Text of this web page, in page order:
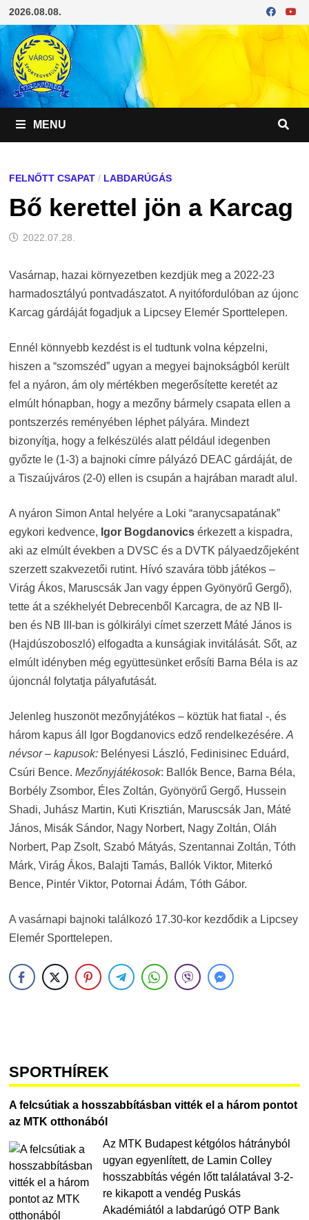
Skip
to
content
2026.08.08.
MENU
FELNŐTT CSAPAT/ LABDARÚGÁS
Bő kerettel jön a Karcag
2022.07.28.
Vasárnap, hazai környezetben kezdjük meg a 2022-23
harmadosztályú pontvadászatot. A nyitófordulóban az újonc
Karcag gárdáját fogadjuk a Lipcsey Elemér Sporttelepen.
Ennél könnyebb kezdést is el tudtunk volna képzelni,
hiszen a “szomszéd” ugyan a megyei bajnokságból került
fel a nyáron, ám oly mértékben megerősítette keretét az
elmúlt hónapban, hogy a mezőny bármely csapata ellen a
pontszerzés reményében léphet pályára. Mindezt
bizonyítja, hogy a felkészülés alatt például idegenben
győzte le (1-3) a bajnoki címre pályázó DEAC gárdáját, de
a Tiszaújváros (2-0) ellen is csupán a hajrában maradt alul.
A nyáron Simon Antal helyére a Loki “aranycsapatának”
egykori kedvence, Igor Bogdanovicsérkezett a kispadra,
aki az elmúlt években a DVSC és a DVTK pályaedzőjeként
szerzett szakvezetői rutint. Hívó szavára több játékos –
Virág Ákos, Maruscsák Jan vagy éppen Gyönyörű Gergő),
tette át a székhelyét Debrecenből Karcagra, de az NB II-
ben és NB III-ban is gólkirályi címet szerzett Máté János is
(Hajdúszoboszló) elfogadta a kunságiak invitálását. Sőt, az
elmúlt idényben még együttesünket erősíti Barna Béla is az
újoncnál folytatja pályafutását.
Jelenleg huszonöt mezőnyjátékos – köztük hat fiatal -, és
három kapus áll Igor Bogdanovics edző rendelkezésére. A
névsor – kapusok:Belényesi László, Fedinisinec Eduárd,
Csúri Bence. Mezőnyjátékosok: Ballók Bence, Barna Béla,
Borbély Zsombor, Éles Zoltán, Gyönyörű Gergő, Hussein
Shadi, Juhász Martin, Kuti Krisztián, Maruscsák Jan, Máté
János, Misák Sándor, Nagy Norbert, Nagy Zoltán, Oláh
Norbert, Pap Zsolt, Szabó Mátyás, Szentannai Zoltán, Tóth
Márk, Virág Ákos, Balajti Tamás, Ballók Viktor, Miterkó
Bence, Pintér Viktor, Potornai Ádám, Tóth Gábor.
A vasárnapi bajnoki találkozó 17.30-kor kezdődik a Lipcsey
Elemér Sporttelepen.
SPORTHÍREK
A felcsútiak a hosszabbításban vitték el a három pontot
az MTK otthonából
Az MTK Budapest kétgólos hátrányból
ugyan egyenlített, de Lamin Colley
hosszabbítás végén lőtt találatával 3-2-
re kikapott a vendég Puskás
Akadémiától a labdarúgó OTP Bank